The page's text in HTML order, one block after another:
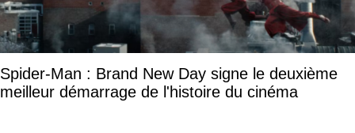
Spider-Man : Brand New Day signe le deuxième
meilleur démarrage de l'histoire du cinéma